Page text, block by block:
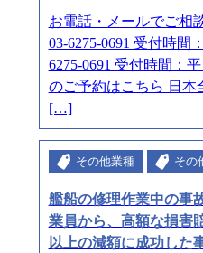
お電話・メールでご相
03-6275-0691 受付時間
6275-0691 受付時間：
のご予約はこちら 日本
[…]
その他業種 その
艦船の修理作業中の事
業員から、高額な損害
以上の減額に成功した